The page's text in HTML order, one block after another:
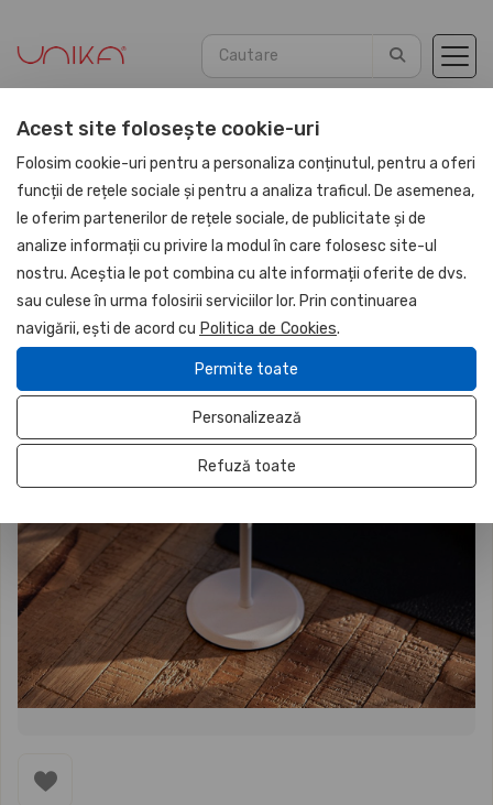
Acasă Promotionale Lampi
Acest site folosește cookie-uri
Folosim cookie-uri pentru a personaliza conținutul, pentru a oferi
funcții de rețele sociale și pentru a analiza traficul. De asemenea,
le oferim partenerilor de rețele sociale, de publicitate și de
analize informații cu privire la modul în care folosesc site-ul
nostru. Aceștia le pot combina cu alte informații oferite de dvs.
sau culese în urma folosirii serviciilor lor. Prin continuarea
navigării, ești de acord cu Politica de Cookies.
Permite toate
Personalizează
Refuză toate